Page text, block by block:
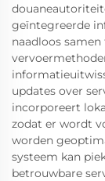
geïntegreerde
naadloos
updates over
incorporeert
zodat er wordt
worden
systeem kan
betrouwbare